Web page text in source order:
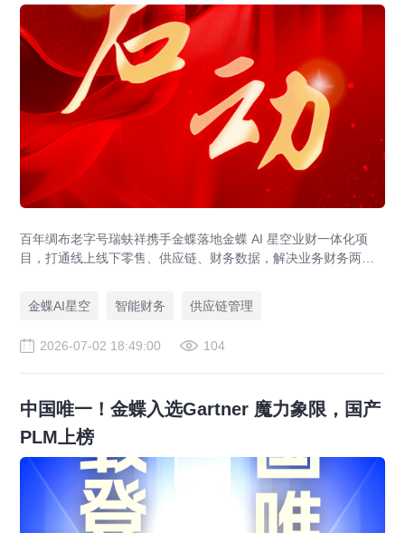
百年绸布老字号瑞蚨祥携手金蝶落地金蝶 AI 星空业财一体化项
目，打通线上线下零售、供应链、财务数据，解决业务财务两张
金蝶AI星空
智能财务 供应链管理
2026-07-02 18:49:00 104
中国唯一！金蝶入选Gartner 魔力象限，国产
PLM上榜